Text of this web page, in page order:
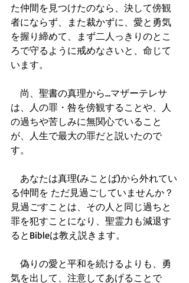
た仲間を見つけたのなら、決して傍観
者にならず、また裁かずに、愛と勇気
を握り締めて、まず二人っきりのとこ
ろで守るように戒めなさいと、命じて
います。
尚、聖書の真理から...マザーテレサ
は、人の罪・咎を傍観することや、人
の過ちや苦しみに無関心でいること
が、人生で最大の罪だと説いたので
す。
あなたは真理(みことば)から外れてい
る仲間を ただ見過ごしていませんか？
見過ごすことは、その人と同じ過ちと
罪を犯すことになり、聖霊力も減退す
るとBibleは教え説きます。
偽りの愛と平和を続けるよりも、勇
気を出して、注意してあげることで